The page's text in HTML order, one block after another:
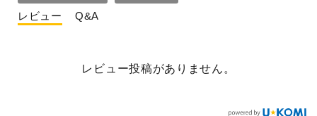
レビュー Q&A
レビュー投稿がありません。